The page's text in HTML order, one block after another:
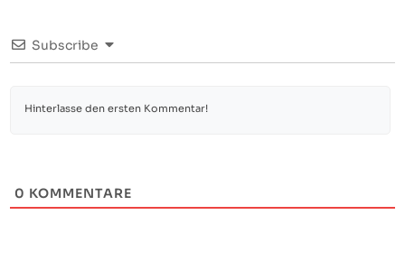
Subscribe
0 KOMMENTARE